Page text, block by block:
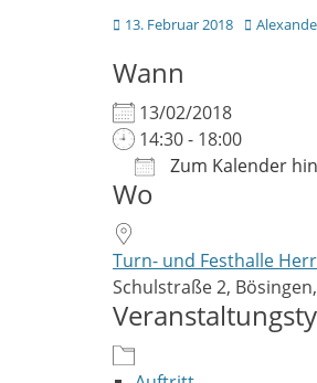
Posted
13. Februar 2018 Autor
Wann
13/02/2018
14:30 - 18:00
Zum Kalender
ICS herunterladen
Wo
Turn- und Festhalle
Schulstraße 2,